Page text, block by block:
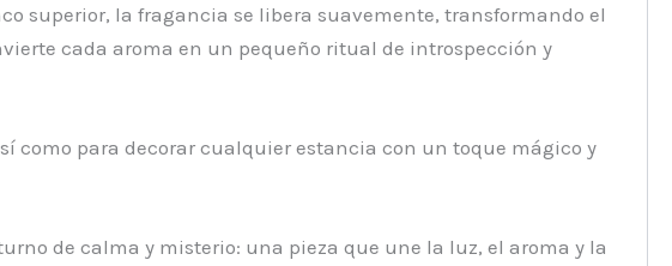
superior, la fragancia se libera suavemente, transformando el
cada aroma en un pequeño ritual de introspección y
como para decorar cualquier estancia con un toque mágico y
de calma y misterio: una pieza que une la luz, el aroma y la